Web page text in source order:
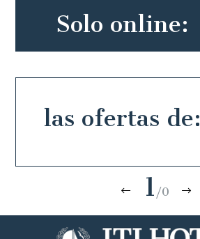
las ofertas de:
Solo online:
1 /0